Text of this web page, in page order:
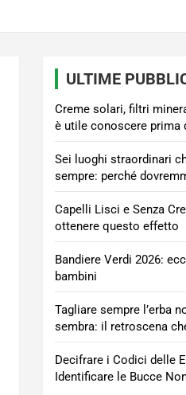
ULTIME
Creme solari, filtri
è utile conoscere prima
Sei luoghi straordinari
sempre: perché
Capelli Lisci e Senza
ottenere questo effetto
Bandiere Verdi 2026:
bambini
Tagliare sempre l’erba
sembra: il retroscena
Decifrare i Codici delle
Identificare le Bucce